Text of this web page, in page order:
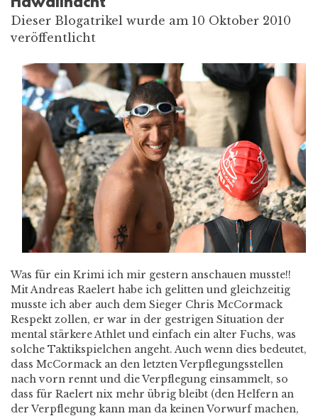
Dieser Blogatrikel wurde am 10 Oktober 2010
veröffentlicht
Was für ein Krimi ich mir gestern anschauen musste!!
Mit Andreas Raelert habe ich gelitten und gleichzeitig
musste ich aber auch dem Sieger Chris McCormack
Respekt zollen, er war in der gestrigen Situation der
mental stärkere Athlet und einfach ein alter Fuchs, was
solche Taktikspielchen angeht. Auch wenn dies bedeutet,
dass McCormack an den letzten Verpflegungsstellen
nach vorn rennt und die Verpflegung einsammelt, so
dass für Raelert nix mehr übrig bleibt (den Helfern an
der Verpflegung kann man da keinen Vorwurf machen,